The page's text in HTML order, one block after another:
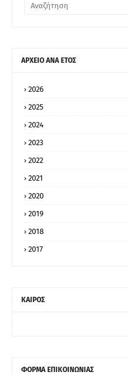
ΑΡΧΕΙΟ ΑΝΑ ΕΤΟΣ
2026
2025
2024
2023
2022
2021
2020
2019
2018
2017
ΚΑΙΡΟΣ
ΦΟΡΜΑ ΕΠΙΚΟΙΝΩΝΙΑΣ